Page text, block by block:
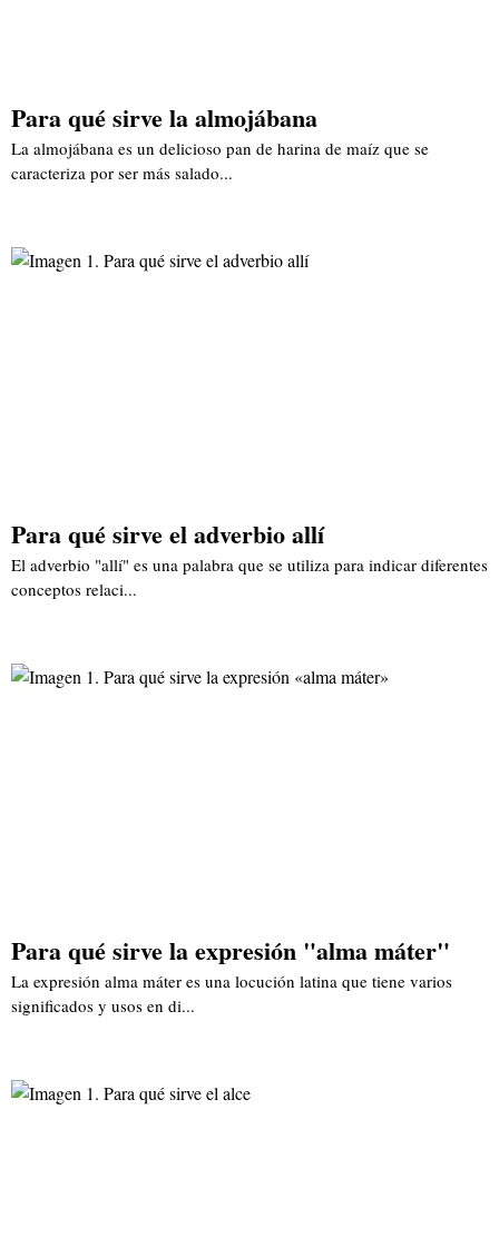
Para qué sirve la almojábana
La almojábana es un delicioso pan de harina de maíz que se
caracteriza por ser más salado...
Para qué sirve el adverbio allí
El adverbio "allí" es una palabra que se utiliza para indicar diferentes
conceptos relaci...
Para qué sirve la expresión "alma máter"
La expresión alma máter es una locución latina que tiene varios
significados y usos en di...